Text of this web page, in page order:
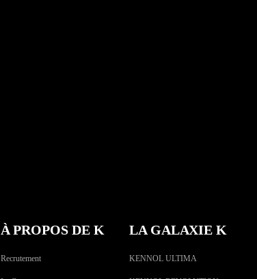
À PROPOS DE K
Recrutement
LA GALAXIE K
KENNOL ULTIMA